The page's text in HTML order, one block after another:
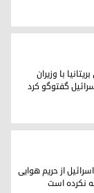
با وزیران
گفتوگو کرد
از حریم هوایی
نکرده است